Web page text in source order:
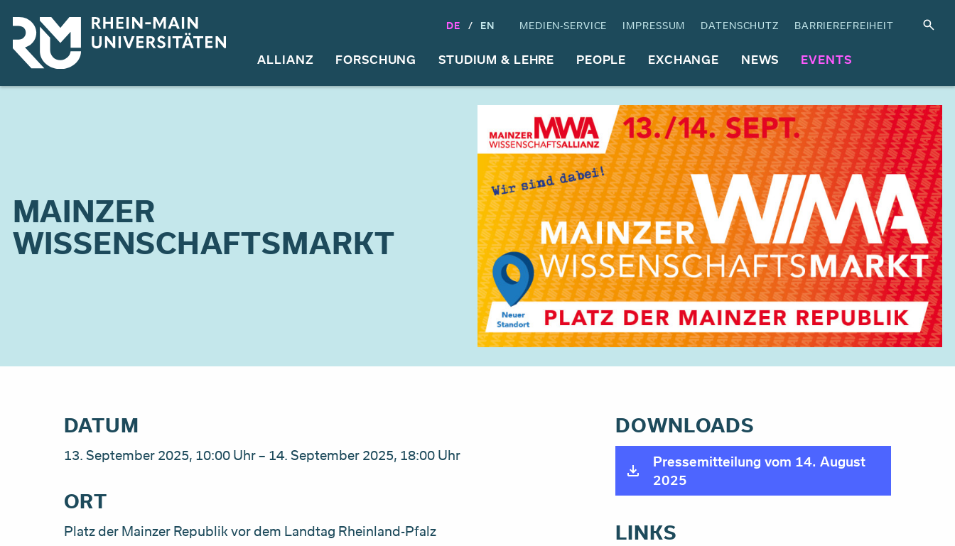
zum
Inhalt
DE EN MEDIEN-SERVICE IMPRESSUM DATENSCHUTZ BARRIEREFREIHEIT
ALLIANZ FORSCHUNG STUDIUM & LEHRE PEOPLE EXCHANGE NEWS EVENTS
MAINZER
WISSENSCHAFTSMARKT
DATUM
13. September 2025, 10:00 Uhr – 14. September 2025, 18:00 Uhr
ORT
Platz der Mainzer Republik vor dem Landtag Rheinland-Pfalz
DOWNLOADS
Pressemitteilung vom 14. August
2025
LINKS